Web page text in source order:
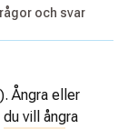
och svar
Ångra eller
vill ångra